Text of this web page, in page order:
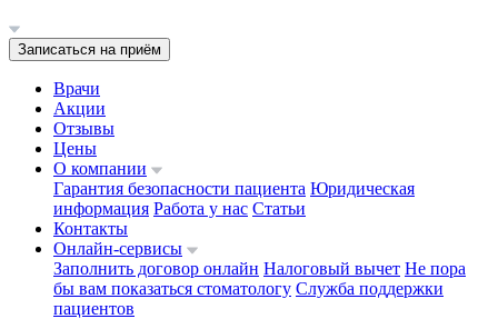
Записаться на приём
Врачи
Акции
Отзывы
Цены
О компании
Гарантия безопасности пациента Юридическая
информация Работа у нас Статьи
Контакты
Онлайн-сервисы
Заполнить договор онлайн Налоговый вычет Не пора
бы вам показаться стоматологу Служба поддержки
пациентов